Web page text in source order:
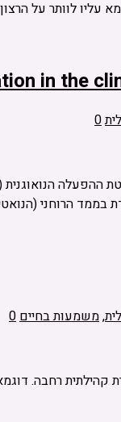
in the
0
בממד הרוחני
,משמעות בחיים0
רחבה.